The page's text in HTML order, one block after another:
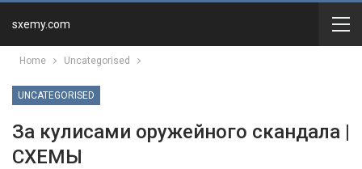
sxemy.com
Home Uncategorised
UNCATEGORISED
За кулисами оружейного скандала |
СХЕМЫ